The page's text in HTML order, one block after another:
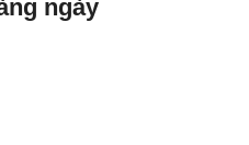
ngày